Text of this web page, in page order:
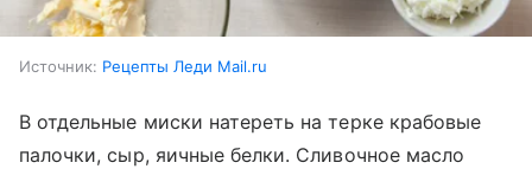
Источник: Рецепты Леди Mail.ru
В отдельные миски натереть на терке крабовые
палочки, сыр, яичные белки. Сливочное масло